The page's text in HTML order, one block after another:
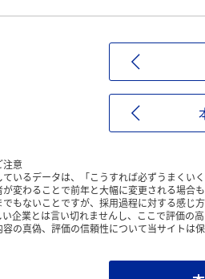
注意
ているデータは、「こうすれば必ずうまくい
が変わることで前年と大幅に変更される場合
でもないことですが、採用過程に対する感じ
い企業とは言い切れませんし、ここで評価の
の真偽、評価の信頼性について当サイトは